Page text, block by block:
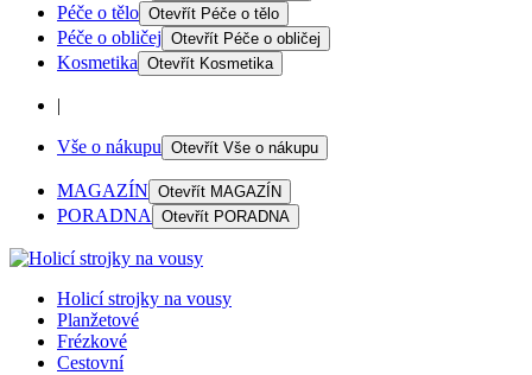
Péče o tělo Otevřít Péče o tělo
Péče o obličej Otevřít Péče o obličej
Kosmetika Otevřít Kosmetika
|
Vše o nákupu Otevřít Vše o nákupu
MAGAZÍN Otevřít MAGAZÍN
PORADNA Otevřít PORADNA
Holicí strojky na vousy
Planžetové
Frézkové
Cestovní